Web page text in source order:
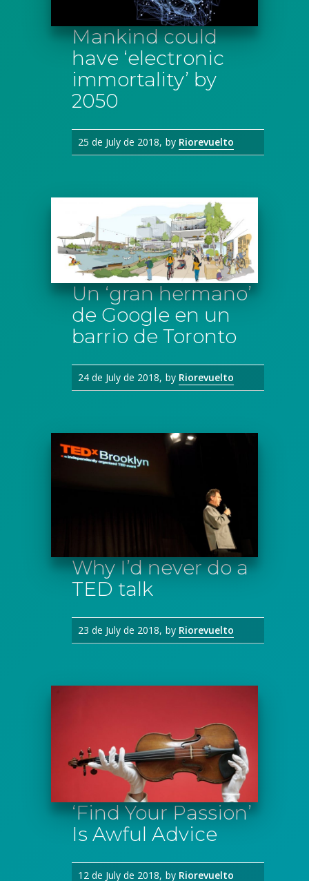
Mankind could
have ‘electronic
immortality’ by
2050
25 de July de 2018 by Riorevuelto
Un ‘gran hermano’
de Google en un
barrio de Toronto
24 de July de 2018 by Riorevuelto
Why I’d never do a
TED talk
23 de July de 2018 by Riorevuelto
‘Find Your Passion’
Is Awful Advice
12 de July de 2018 by Riorevuelto